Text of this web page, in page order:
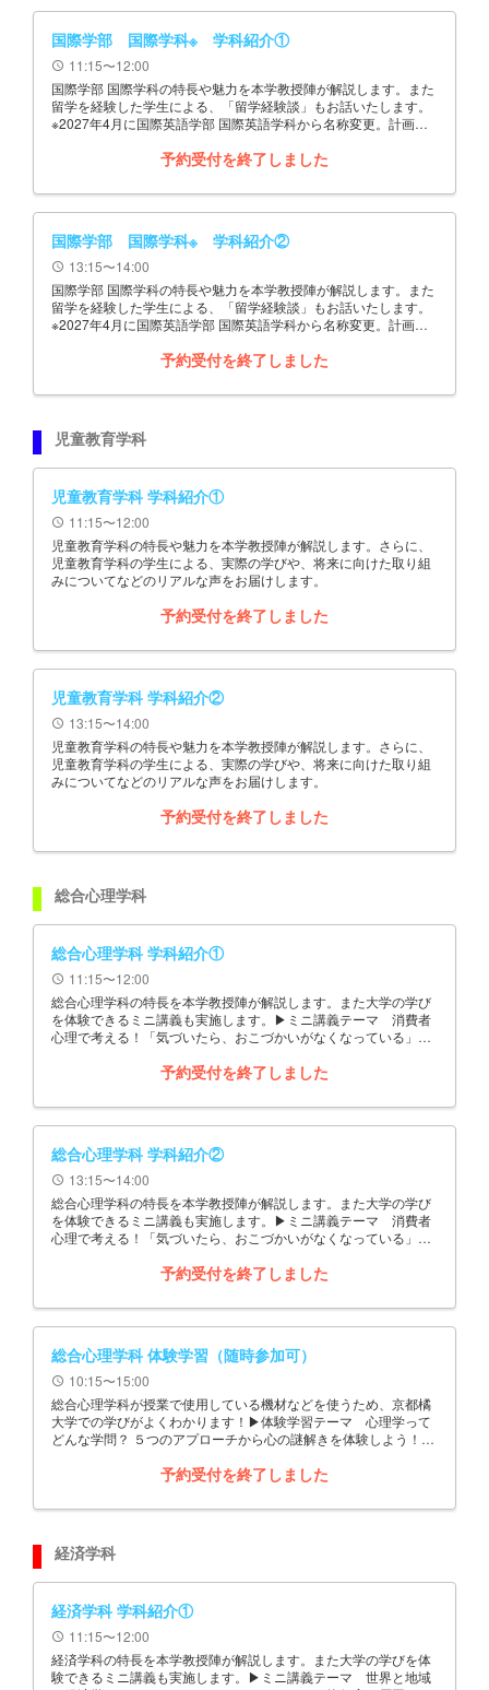
国際学部 国際学科※ 学科紹介①
schedule 11:15〜12:00
国際学部 国際学科の特長や魅力を本学教授陣が解説します。また
留学を経験した学生による、「留学経験談」もお話いたします。
※2027年4月に国際英語学部 国際英語学科から名称変更。計画は
予約受付を終了しました
国際学部 国際学科※ 学科紹介②
schedule 13:15〜14:00
国際学部 国際学科の特長や魅力を本学教授陣が解説します。また
留学を経験した学生による、「留学経験談」もお話いたします。
※2027年4月に国際英語学部 国際英語学科から名称変更。計画は
予約受付を終了しました
児童教育学科
児童教育学科 学科紹介①
schedule 11:15〜12:00
児童教育学科の特長や魅力を本学教授陣が解説します。さらに、
児童教育学科の学生による、実際の学びや、将来に向けた取り組
みについてなどのリアルな声をお届けします。
予約受付を終了しました
児童教育学科 学科紹介②
schedule 13:15〜14:00
児童教育学科の特長や魅力を本学教授陣が解説します。さらに、
児童教育学科の学生による、実際の学びや、将来に向けた取り組
みについてなどのリアルな声をお届けします。
予約受付を終了しました
総合心理学科
総合心理学科 学科紹介①
schedule 11:15〜12:00
総合心理学科の特長を本学教授陣が解説します。また大学の学び
を体験できるミニ講義も実施します。▶ミニ講義テーマ 消費者
心理で考える！「気づいたら、おこづかいがなくなっている」現
予約受付を終了しました
総合心理学科 学科紹介②
schedule 13:15〜14:00
総合心理学科の特長を本学教授陣が解説します。また大学の学び
を体験できるミニ講義も実施します。▶ミニ講義テーマ 消費者
心理で考える！「気づいたら、おこづかいがなくなっている」現
予約受付を終了しました
総合心理学科 体験学習（随時参加可）
schedule 10:15〜15:00
総合心理学科が授業で使用している機材などを使うため、京都橘
大学での学びがよくわかります！▶体験学習テーマ 心理学って
どんな学問？ ５つのアプローチから心の謎解きを体験しよう！
予約受付を終了しました
経済学科
経済学科 学科紹介①
schedule 11:15〜12:00
経済学科の特長を本学教授陣が解説します。また大学の学びを体
験できるミニ講義も実施します。▶ミニ講義テーマ 世界と地域